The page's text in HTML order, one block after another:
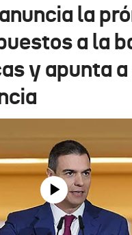
Ikusmiran
Eguraldia
la
a la
y apunta a